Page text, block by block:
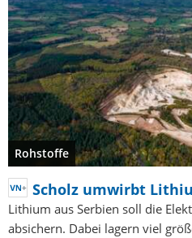
Rohstoffe
Scholz umwirbt
Lithium aus Serbien soll die
absichern. Dabei lagern viel